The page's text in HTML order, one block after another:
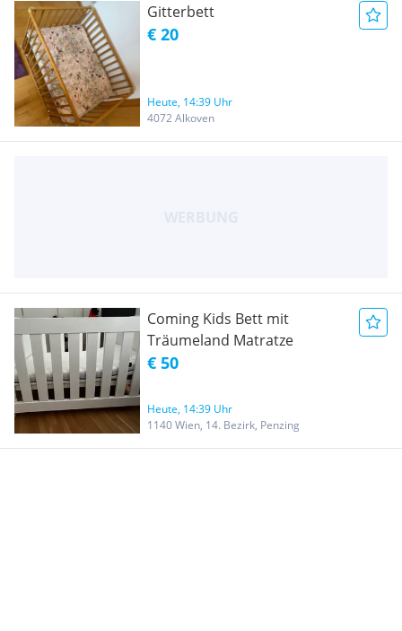
Gitterbett
€ 20
Heute, 14:39 Uhr
4072 Alkoven
Coming Kids Bett mit
Träumeland Matratze
€ 50
Heute, 14:39 Uhr
1140 Wien, 14. Bezirk, Penzing